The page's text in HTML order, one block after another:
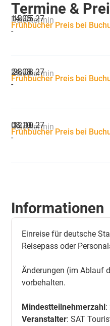
Termine &
Reisetermin
14.05.
-
18.05.27
Frühbucher Preis bei
Reisetermin
24.08.
-
28.08.27
Frühbucher Preis bei
Reisetermin
08.10.
-
12.10.27
Frühbucher Preis bei
Informationen
Einreise für deutsche
Reisepass oder
Änderungen (im Ablauf
vorbehalten.
Mindestteilnehmerzahl :
Veranstalter: SAT